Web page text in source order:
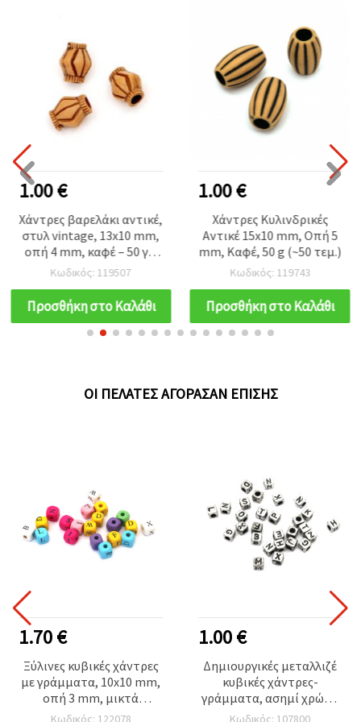
1.00 €
Χάντρες βαρελάκι αντικέ,
στυλ vintage, 13x10 mm,
οπή 4 mm, καφέ – 50 γρ.
(≈57 τεμ.)
Κωδικός: 119507
Προσθήκη στο Καλάθι
1.00 €
Χάντρες Κυλινδρικές
Αντικέ 15x10 mm, Οπή 5
mm, Καφέ, 50 g (~50 τεμ.)
Κωδικός: 119743
Προσθήκη στο Καλάθι
ΟΙ ΠΕΛΆΤΕΣ ΑΓΌΡΑΣΑΝ ΕΠΊΣΗΣ
1.70 €
Ξύλινες κυβικές χάντρες
με γράμματα, 10x10 mm,
οπή 3 mm, μικτά
χρώματα MIX, ~56 τεμ.
Κωδικός: 122078
1.00 €
Δημιουργικές μεταλλιζέ
κυβικές χάντρες-
γράμματα, ασημί χρώμα
– 6,5x6,5 mm, τρύπα 3,5
Κωδικός: 107800